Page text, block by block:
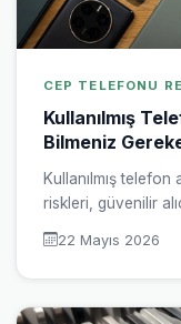
CEP TELEFONU
Kullanılmış
Bilmeniz
Kullanılmış telefon
riskleri, güvenilir
22 Mayıs 2026